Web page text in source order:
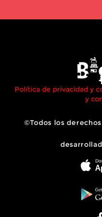
Política de privacidad y
y
©Todos los